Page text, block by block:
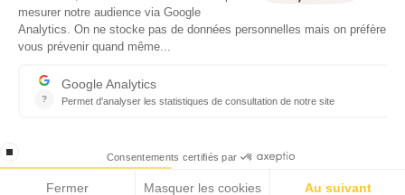
Copyright © 2026 - Tous droits réservés
Qui sommes-nous ?
Contact